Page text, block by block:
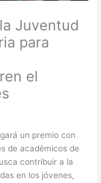
Juventud
para
el
un premio con
de académicos de
contribuir a la
en los jóvenes,